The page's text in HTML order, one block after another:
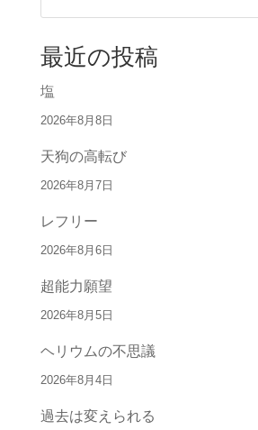
最近の投稿
塩
2026年8月8日
天狗の高転び
2026年8月7日
レフリー
2026年8月6日
超能力願望
2026年8月5日
ヘリウムの不思議
2026年8月4日
過去は変えられる